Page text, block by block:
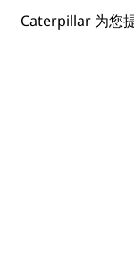
Caterpillar 为您